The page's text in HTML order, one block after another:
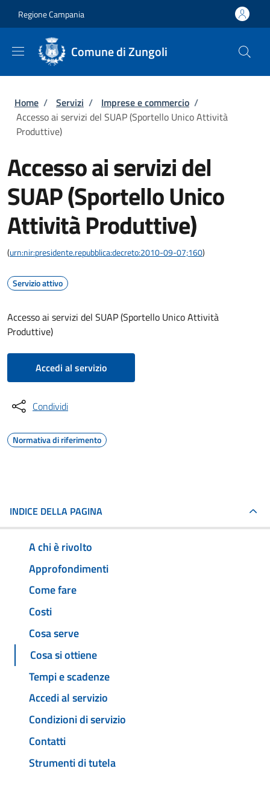
Regione Campania
Comune di Zungoli
Briciole di pane
Home / Servizi / Imprese e commercio /
Accesso ai servizi del SUAP (Sportello Unico Attività
Produttive)
Accesso ai servizi del
SUAP (Sportello Unico
Attività Produttive)
(urn:nir:presidente.repubblica:decreto:2010-09-07;160)
Servizio attivo
Accesso ai servizi del SUAP (Sportello Unico Attività
Produttive)
Accedi al servizio
Condividi
Normativa di riferimento
INDICE DELLA PAGINA
A chi è rivolto
Approfondimenti
Come fare
Costi
Cosa serve
Cosa si ottiene
Tempi e scadenze
Accedi al servizio
Condizioni di servizio
Contatti
Strumenti di tutela